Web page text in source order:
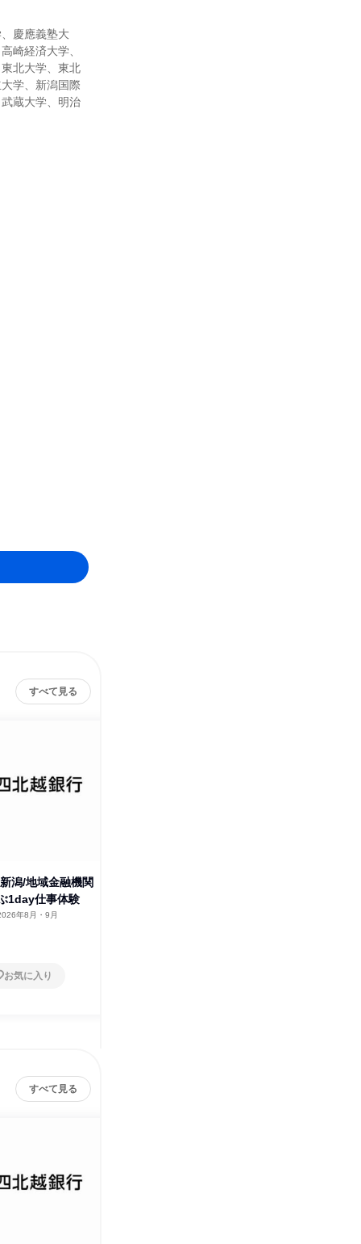
慶應義塾大
崎経済大学、
北大学、東北
学、新潟国際
蔵大学、明治
すべて見る
新潟/地域金融機関
1day仕事体験
年8月・9月
お気に入り
すべて見る